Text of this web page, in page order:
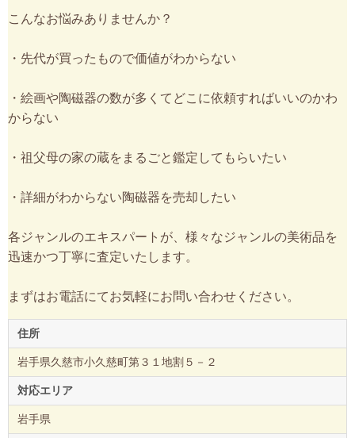
こんなお悩みありませんか？
・先代が買ったもので価値がわからない
・絵画や陶磁器の数が多くてどこに依頼すればいいのかわ
からない
・祖父母の家の蔵をまるごと鑑定してもらいたい
・詳細がわからない陶磁器を売却したい
各ジャンルのエキスパートが、様々なジャンルの美術品を
迅速かつ丁寧に査定いたします。
まずはお電話にてお気軽にお問い合わせください。
住所
岩手県久慈市小久慈町第３１地割５－２
対応エリア
岩手県